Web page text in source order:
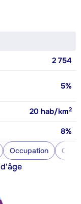
2 754
5%
20 hab/km2
8%
Occupation